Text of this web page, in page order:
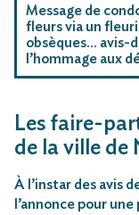
Message de
fleurs via un
obsèques… avis-
l’hommage aux
Les faire-
de la ville de
À l’instar des avis
l’annonce pour